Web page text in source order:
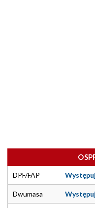
DPF/FAP
Dwumasa